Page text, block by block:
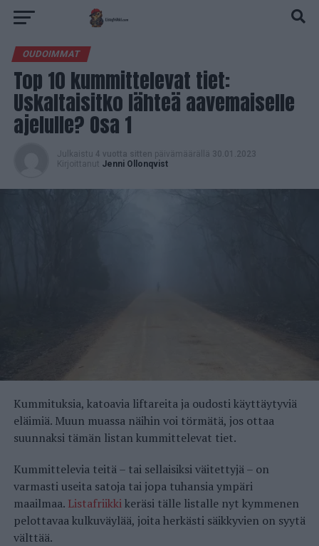
OUDOIMMAT
Top 10 kummittelevat tiet:
Uskaltaisitko lähteä aavemaiselle
ajelulle? Osa 1
Julkaistu 4 vuotta sitten päivämäärällä 30.01.2023
Kirjoittanut Jenni Ollonqvist
Kummituksia, katoavia liftareita ja oudosti käyttäytyviä
eläimiä. Muun muassa näihin voi törmätä, jos ottaa
suunnaksi tämän listan kummittelevat tiet.
Kummittelevia teitä – tai sellaisiksi väitettyjä – on
varmasti useita satoja tai jopa tuhansia ympäri
maailmaa. Listafriikkikeräsi tälle listalle nyt kymmenen
pelottavaa kulkuväylää, joita herkästi säikkyvien on syytä
välttää.